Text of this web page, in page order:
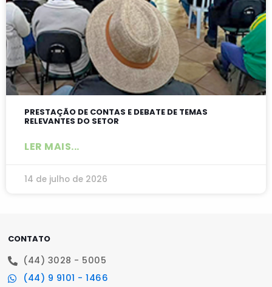
PRESTAÇÃO DE CONTAS E DEBATE DE TEMAS
RELEVANTES DO SETOR
LER MAIS...
14 de julho de 2026
CONTATO
(44) 3028 - 5005
(44) 9 9101 - 1466